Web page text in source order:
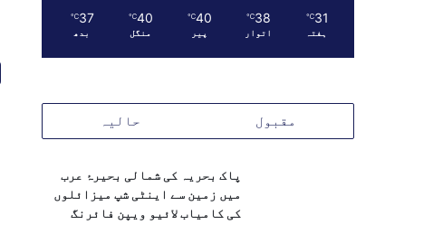
31
℃
ہفتہ
38
℃
اتوار
40
℃
پیر
40
℃
منگل
37
℃
بدھ
مقبول حالیہ
پاک بحریہ کی شمالی بحیرۂ عرب
میں زمین سے اینٹی شپ میزائلوں
کی کامیاب لائیو ویپن فائرنگ